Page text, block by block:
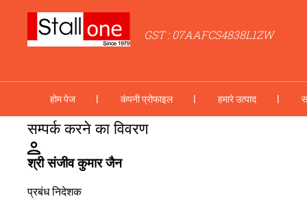
GST : 07AAFCS4838L1ZW
होम पेज कंपनी प्रोफाइल हमारे उत्पाद
सम्पर्क करने का विवरण
श्री संजीव कुमार जैन
प्रबंध निदेशक